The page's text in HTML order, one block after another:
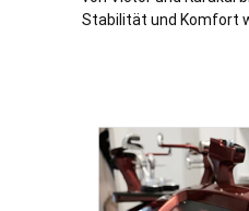
Stabilität und Komfort